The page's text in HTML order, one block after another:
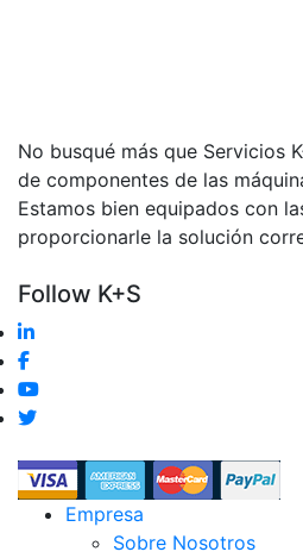
No busqué más que Servicios
de componentes de las
Estamos bien equipados con
proporcionarle la solución
Follow K+S
Empresa
Sobre Nosotros